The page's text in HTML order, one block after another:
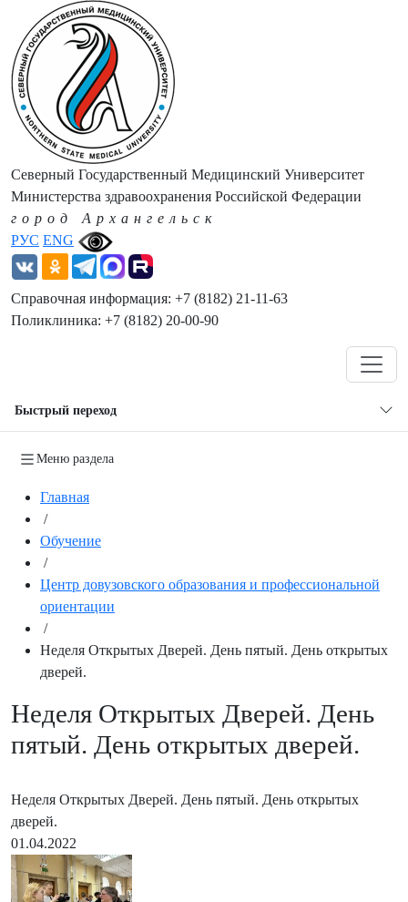
РУС ENG
Северный Государственный Медицинский Университет
Министерства здравоохранения Российской Федерации
город Архангельск
Справочная информация: +7 (8182) 21-11-63
Поликлиника: +7 (8182) 20-00-90
Быстрый переход
Меню раздела
Главная
/
Обучение
/
Центр довузовского образования и профессиональной
ориентации
/
Неделя Открытых Дверей. День пятый. День открытых
дверей.
Неделя Открытых Дверей. День
пятый. День открытых дверей.
Неделя Открытых Дверей. День пятый. День открытых
дверей.
01.04.2022